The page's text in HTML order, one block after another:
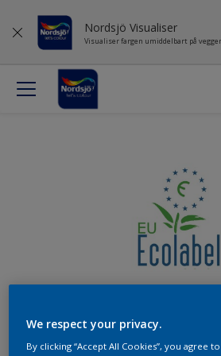
Nordsjö Visualiser
Visualiser fargen umiddelbart på
We respect your privacy.
By clicking “Accept All Cookies”, you agree